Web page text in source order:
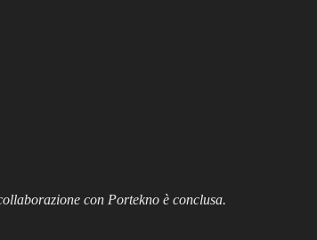
con Portekno è conclusa.